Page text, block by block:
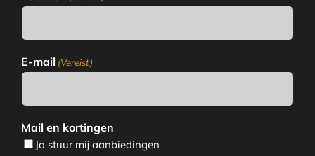
E-mail (Vereist)
Mail en kortingen
Ja stuur mij aanbiedingen